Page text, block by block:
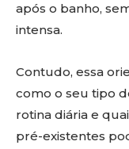
após o banho,
intensa.
Contudo, essa
como o seu tipo
rotina diária e
pré-existentes